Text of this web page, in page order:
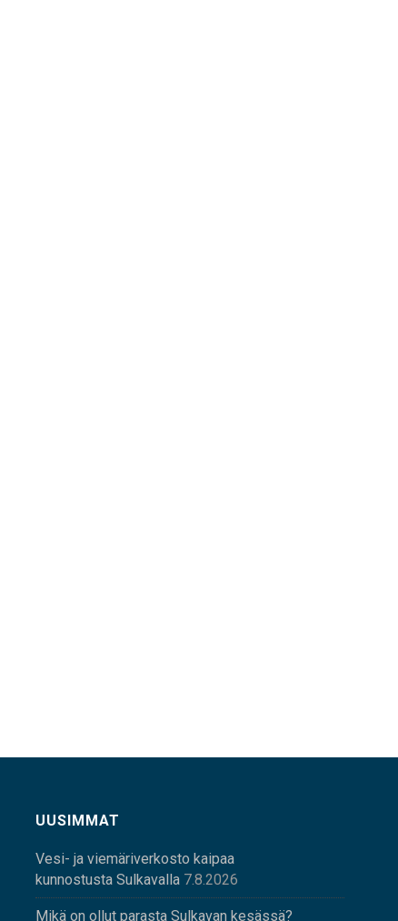
UUSIMMAT
Vesi- ja viemäriverkosto kaipaa
kunnostusta Sulkavalla 7.8.2026
Mikä on ollut parasta Sulkavan kesässä?